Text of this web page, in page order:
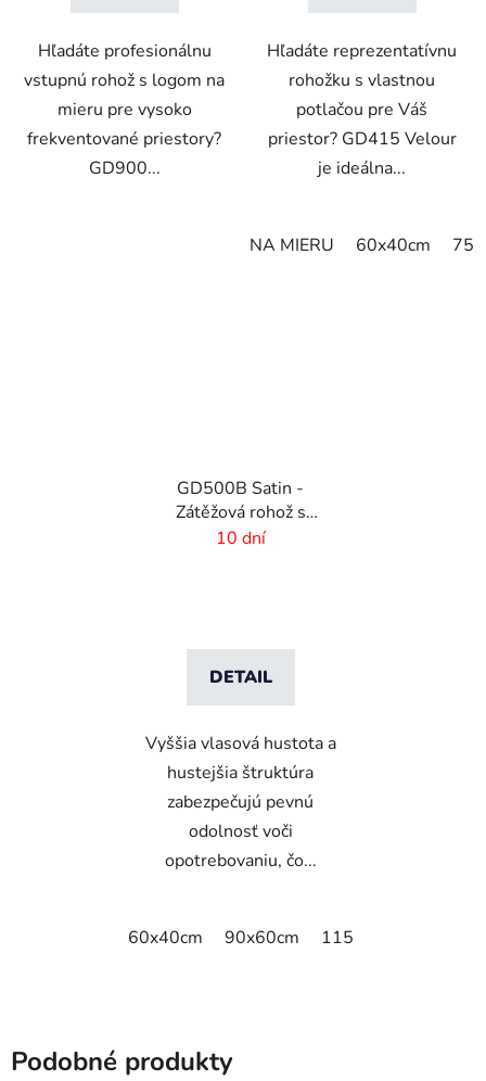
Hľadáte profesionálnu
vstupnú rohož s logom na
mieru pre vysoko
frekventované priestory?
GD900...
Hľadáte reprezentatívnu
rohožku s vlastnou
potlačou pre Váš
priestor? GD415 Velour
je ideálna...
NA MIERU 60x40cm
GD500B Satin -
Zátěžová rohož s
digitálnou potlačou a
10 dní
DETAIL
Vyššia vlasová hustota a
hustejšia štruktúra
zabezpečujú pevnú
odolnosť voči
opotrebovaniu, čo...
60x40cm 90x60cm 115x115cm
Podobné produkty